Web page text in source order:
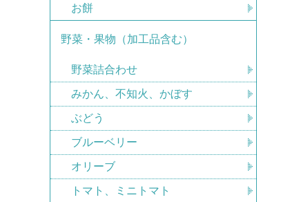
お餅
野菜・果物（加工品含む）
野菜詰合わせ
みかん、不知火、かぼす
ぶどう
ブルーベリー
オリーブ
トマト、ミニトマト